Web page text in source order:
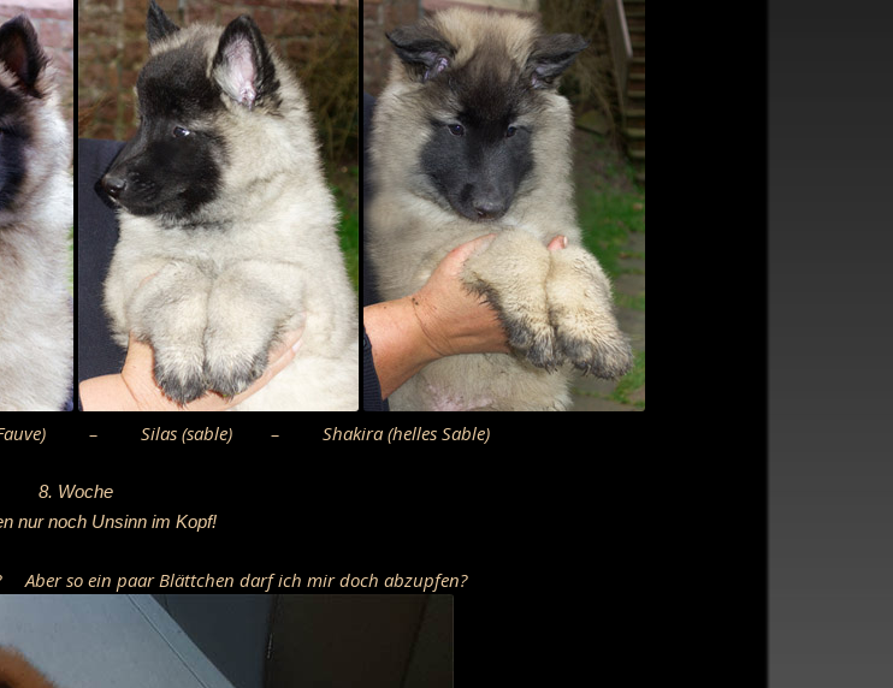
– Silas (sable) – Shakira (helles Sable)
8. Woche
nur noch Unsinn im Kopf!
Aber so ein paar Blättchen darf ich mir doch abzupfen?